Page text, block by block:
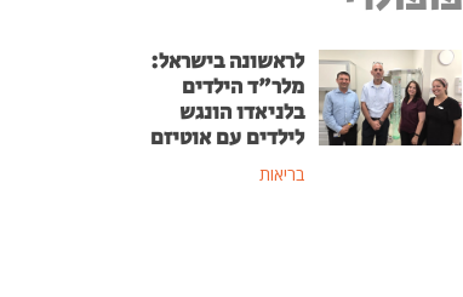
לראשונה בישראל:
מלר"ד הילדים
בלניאדו הונגש
לילדים עם אוטיזם
בריאות